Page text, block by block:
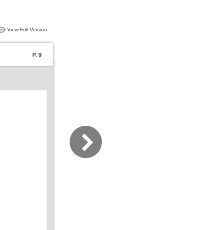
View Full Version
P. 9